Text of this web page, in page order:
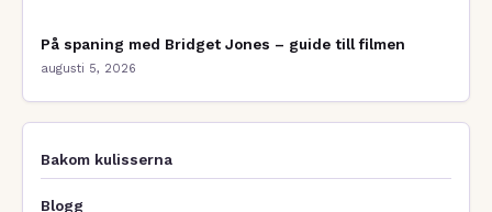
På spaning med Bridget Jones – guide till filmen
augusti 5, 2026
Bakom kulisserna
Blogg